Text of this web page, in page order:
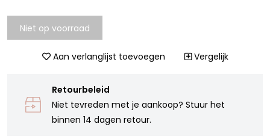
Niet op voorraad
Aan verlanglijst toevoegen Vergelijk
Retourbeleid
Niet tevreden met je aankoop? Stuur het
binnen 14 dagen retour.